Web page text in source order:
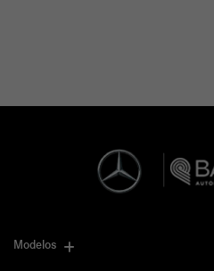
Modelos